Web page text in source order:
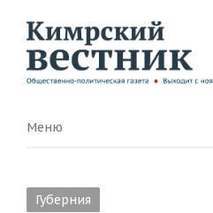
Menu
Меню
Губерния